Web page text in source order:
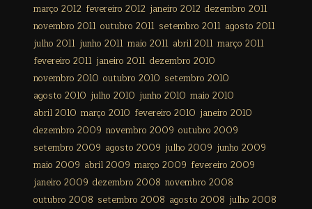
março 2012 fevereiro 2012 janeiro 2012 dezembro 2011
novembro 2011 outubro 2011 setembro 2011 agosto 2011
julho 2011 junho 2011 maio 2011 abril 2011 março 2011
fevereiro 2011 janeiro 2011 dezembro 2010
novembro 2010 outubro 2010 setembro 2010
agosto 2010 julho 2010 junho 2010 maio 2010
abril 2010 março 2010 fevereiro 2010 janeiro 2010
dezembro 2009 novembro 2009 outubro 2009
setembro 2009 agosto 2009 julho 2009 junho 2009
maio 2009 abril 2009 março 2009 fevereiro 2009
janeiro 2009 dezembro 2008 novembro 2008
outubro 2008 setembro 2008 agosto 2008 julho 2008